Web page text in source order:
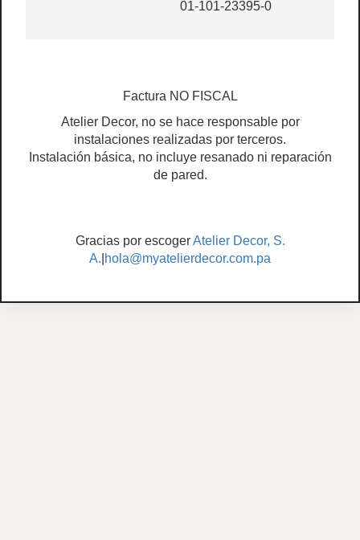
01-101-23395-0
Factura NO FISCAL
Atelier Decor, no se hace responsable por
instalaciones realizadas por terceros.
Instalación básica, no incluye resanado ni reparación
de pared.
Gracias por escogerAtelier Decor, S.
A. hola@myatelierdecor.com.pa